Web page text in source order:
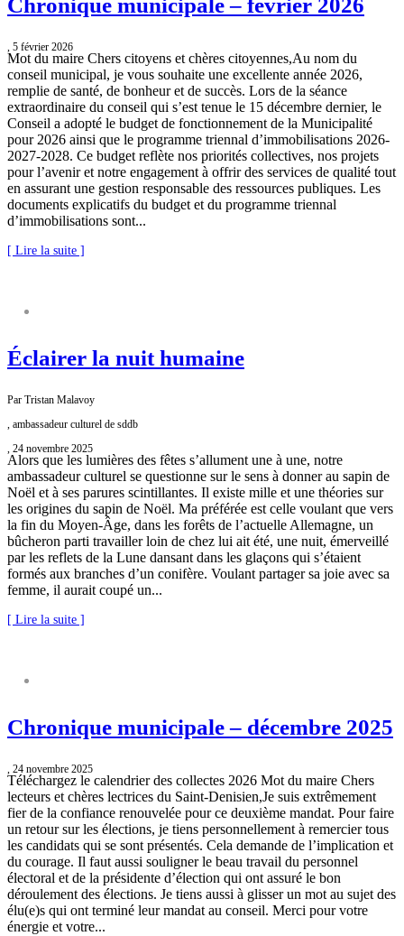
Chronique municipale – février 2026
, 5 février 2026
Mot du maire Chers citoyens et chères citoyennes,Au nom du
conseil municipal, je vous souhaite une excellente année 2026,
remplie de santé, de bonheur et de succès. Lors de la séance
extraordinaire du conseil qui s’est tenue le 15 décembre dernier, le
Conseil a adopté le budget de fonctionnement de la Municipalité
pour 2026 ainsi que le programme triennal d’immobilisations 2026-
2027-2028. Ce budget reflète nos priorités collectives, nos projets
pour l’avenir et notre engagement à offrir des services de qualité tout
en assurant une gestion responsable des ressources publiques. Les
documents explicatifs du budget et du programme triennal
d’immobilisations sont...
[ Lire la suite ]
Éclairer la nuit humaine
Par Tristan Malavoy
, ambassadeur culturel de sddb
, 24 novembre 2025
Alors que les lumières des fêtes s’allument une à une, notre
ambassadeur culturel se questionne sur le sens à donner au sapin de
Noël et à ses parures scintillantes. Il existe mille et une théories sur
les origines du sapin de Noël. Ma préférée est celle voulant que vers
la fin du Moyen-Âge, dans les forêts de l’actuelle Allemagne, un
bûcheron parti travailler loin de chez lui ait été, une nuit, émerveillé
par les reflets de la Lune dansant dans les glaçons qui s’étaient
formés aux branches d’un conifère. Voulant partager sa joie avec sa
femme, il aurait coupé un...
[ Lire la suite ]
Chronique municipale – décembre 2025
, 24 novembre 2025
Téléchargez le calendrier des collectes 2026 Mot du maire Chers
lecteurs et chères lectrices du Saint-Denisien,Je suis extrêmement
fier de la confiance renouvelée pour ce deuxième mandat. Pour faire
un retour sur les élections, je tiens personnellement à remercier tous
les candidats qui se sont présentés. Cela demande de l’implication et
du courage. Il faut aussi souligner le beau travail du personnel
électoral et de la présidente d’élection qui ont assuré le bon
déroulement des élections. Je tiens aussi à glisser un mot au sujet des
élu(e)s qui ont terminé leur mandat au conseil. Merci pour votre
énergie et votre...